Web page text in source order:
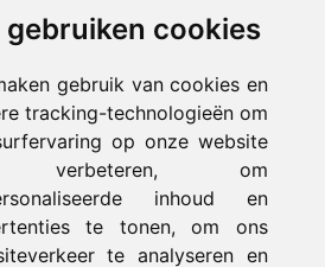
gebruiken cookies
gebruik van cookies en
tracking-technologieën om
op onze website
om
inhoud en
te tonen, om ons
te analyseren en
wrijven voor of na het sporten, indien nodig
Arnica creme:
voor gecontroleerde natuurlijke cosmetica
basis
europaea fruit olie *, glycerine, capryl /
polyglyceryl- 3 stearaat,
Chinensis Seed Oil *, betaine, Arnica
extract * Lavandula angustifolia olie,